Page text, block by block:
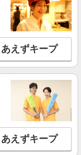
当、日祝手当
に支払われる手当
は除く） ◎賞
残業時は別途時間
オランダ壱番館1
を見る
あえずキープ
あえずキープ